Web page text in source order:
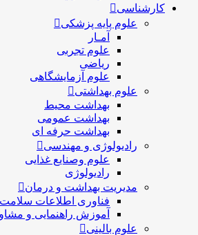
کارشناسی
علوم پایه پزشکی
آمـار
علوم تجربی
ریاضی
علوم آزمایشگاهی
علوم بهداشتی
بهداشت محیط
بهداشت عمومی
بهداشت حرفه ای
رادیولوژی و مهندسی
علوم وصنایع غذایی
رادیولوژی
مدیریت بهداشت و درمان
فناوری اطلاعات سلامت
آموزش راهنمایی و
علوم بالینی